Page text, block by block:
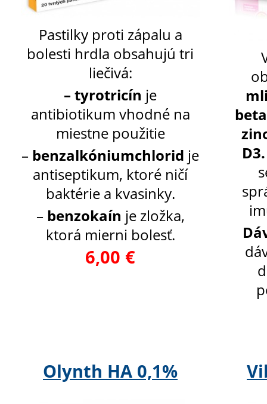
Pastilky proti zápalu a
bolesti hrdla obsahujú tri
liečivá:
– tyrotricín je
antibiotikum vhodné na
miestne použitie
– benzalkóniumchlorid je
antiseptikum, ktoré ničí
baktérie a kvasinky.
– benzokaín je zložka,
ktorá mierni bolesť.
6,00 €
D3.
Olynth HA 0,1%